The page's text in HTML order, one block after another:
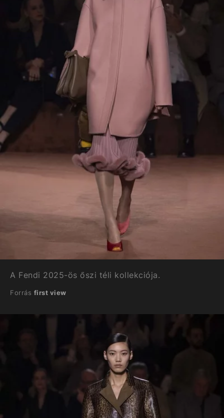
A Fendi 2025-ös őszi téli kollekciója.
Forrás first view